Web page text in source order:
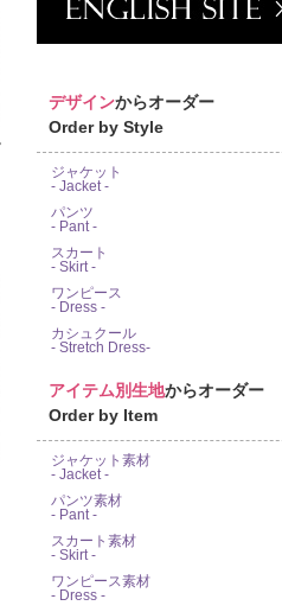
デザインからオーダー
Order by Style
ジャケット
- Jacket -
パンツ
- Pant -
スカート
- Skirt -
ワンピース
- Dress -
カシュクール
- Stretch Dress-
アイテム別生地からオーダー
Order by Item
ジャケット素材
- Jacket -
パンツ素材
- Pant -
スカート素材
- Skirt -
ワンピース素材
- Dress -